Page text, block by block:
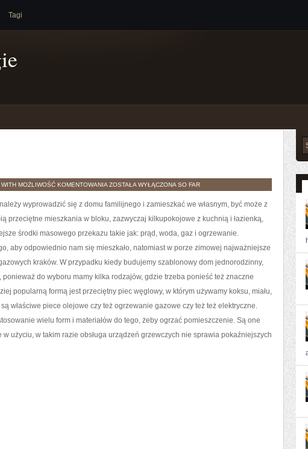
Tagi
WITH MOŻLIWOŚĆ KOMENTOWANIA OGRZEWANIA
ZOSTAŁA WYŁĄCZONA SO FAR
wyprowadzić się z domu familijnego i zamieszkać we własnym, być może z
przeciętne mieszkania w bloku, zazwyczaj kilkupokojowe z kuchnią i łazienką,
środki masowego przekazu takie jak: prąd, woda, gaz i ogrzewanie.
aby odpowiednio nam się mieszkało, natomiast w porze zimowej najważniejsze
kraków. W przypadku kiedy budujemy szablonowy dom jednorodzinny,
ponieważ do wyboru mamy kilka rodzajów, gdzie trzeba ponieść też znaczne
popularną formą jest przeciętny piec węglowy, w którym używamy koksu, miału,
właściwe piece olejowe czy też ogrzewanie gazowe czy też też elektryczne.
wielu form i materiałów do tego, żeby ogrzać pomieszczenie. Są one
użyciu, w takim razie obsługa urządzeń grzewczych nie sprawia pokaźniejszych